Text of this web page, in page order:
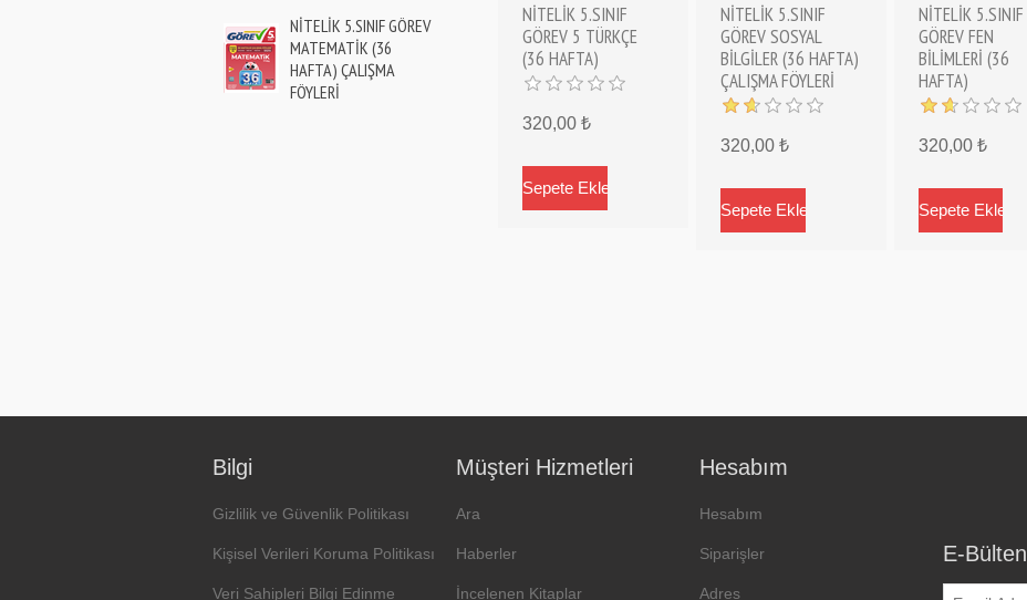
NİTELİK 5.SINIF GÖREV
MATEMATİK (36
HAFTA) ÇALIŞMA
FÖYLERİ
NİTELİK 5.SINIF
GÖREV 5 TÜRKÇE
(36 HAFTA)
320,00 ₺
NİTELİK 5.SINIF
GÖREV SOSYAL
BİLGİLER (36 HAFTA)
ÇALIŞMA FÖYLERİ
320,00 ₺
NİTELİK 5.SINIF
GÖREV FEN
BİLİMLERİ (36
HAFTA)
320,00 ₺
Bilgi
Gizlilik ve Güvenlik Politikası
Kişisel Verileri Koruma Politikası
Veri Sahipleri Bilgi Edinme
Müşteri Hizmetleri
Ara
Haberler
İncelenen Kitaplar
Hesabım
Hesabım
Siparişler
Adres
E-Bülten